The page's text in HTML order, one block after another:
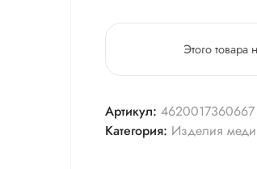
Этого товара
Артикул: 4620017360667
Категория: Изделия